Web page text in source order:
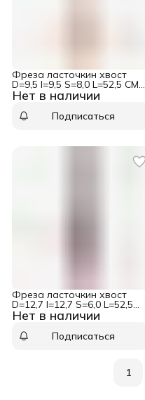
Нет в наличии
Фреза ласточкин хвост
D=9,5 I=9,5 S=8,0 L=52,5 CMT
918.095.11
Подписаться
Нет в наличии
Фреза ласточкин хвост
D=12,7 I=12,7 S=6,0 L=52,5
CMT 718.127.11B
Подписаться
1